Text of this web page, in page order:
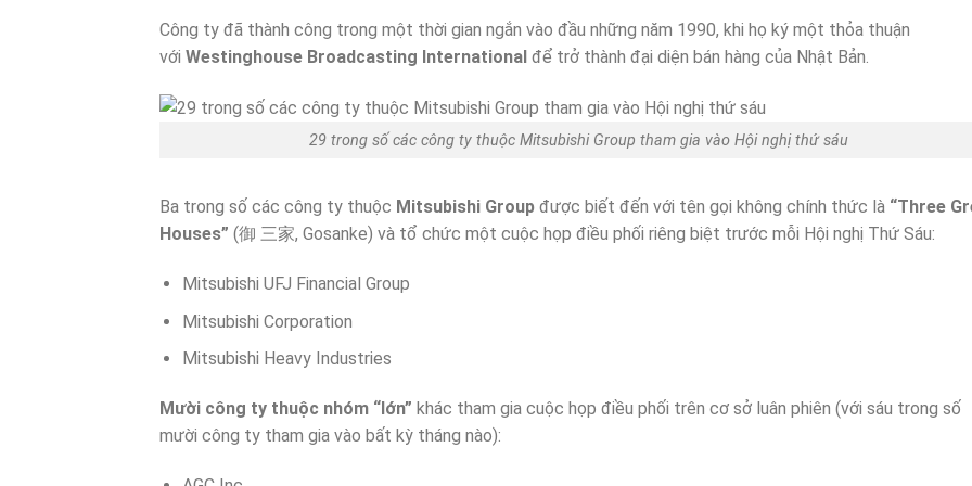
Công ty đã thành công trong một thời gian ngắn vào đầu những năm 1990, khi họ ký một thỏa thuận
với Westinghouse Broadcasting International để trở thành đại diện bán hàng của Nhật Bản.
29 trong số các công ty thuộc Mitsubishi Group tham gia vào Hội nghị thứ sáu
Ba trong số các công ty thuộc Mitsubishi Group được biết đến với tên gọi không chính thức là “Three
Houses” (御 三家, Gosanke) và tổ chức một cuộc họp điều phối riêng biệt trước mỗi Hội nghị Thứ Sáu:
Mitsubishi UFJ Financial Group
Mitsubishi Corporation
Mitsubishi Heavy Industries
Mười công ty thuộc nhóm “lớn” khác tham gia cuộc họp điều phối trên cơ sở luân phiên (với sáu trong số
mười công ty tham gia vào bất kỳ tháng nào):